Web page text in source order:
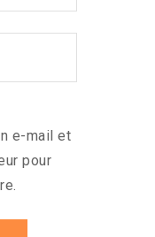
e-mail et
pour